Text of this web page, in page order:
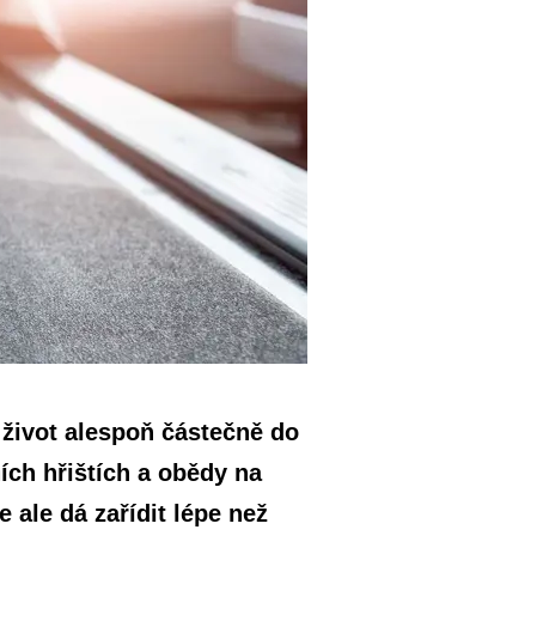
alespoň částečně do
hřištích a obědy na
ale dá zařídit lépe než